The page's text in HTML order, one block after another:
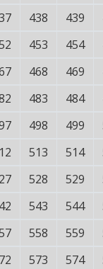
438 439
453 454
468 469
483 484
498 499
513 514
528 529
543 544
558 559
573 574